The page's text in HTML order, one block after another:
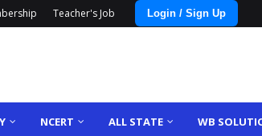
Teacher's Job Login / Sign Up
NCERT ALL STATE WB